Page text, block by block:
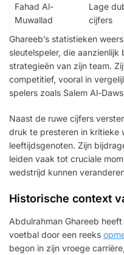
Fahad Al-
Muwallad
Lage
cijfers
Ghareeb’s statistieken
sleutelspeler, die
strategieën van zijn team.
competitief, vooral in
spelers zoals Salem Al-
Naast de ruwe cijfers
druk te presteren in kritieke
leeftijdsgenoten. Zijn
leiden vaak tot cruciale
wedstrijd kunnen
Historische context
Abdulrahman Ghareeb
voetbal door een reeks
begon in zijn vroege